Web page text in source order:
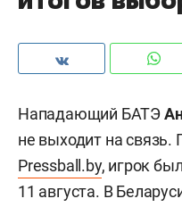
Нападающий БАТЭ
не выходит на
Pressball.by, игрок
11 августа. В